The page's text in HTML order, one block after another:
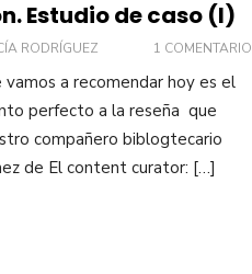
Estudio de caso (I)
RODRÍGUEZ 1 COMENTARIO
vamos a recomendar hoy es el
perfecto a la reseña que
compañero biblogtecario
de El content curator: […]